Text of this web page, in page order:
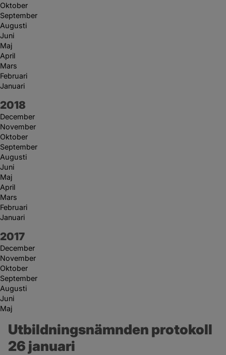
Oktober
September
Augusti
Juni
Maj
April
Mars
Februari
Januari
År:
2018
December
November
Oktober
September
Augusti
Juni
Maj
April
Mars
Februari
Januari
År:
2017
December
November
Oktober
September
Augusti
Juni
Maj
Utbildningsnämnden protokoll
26 januari